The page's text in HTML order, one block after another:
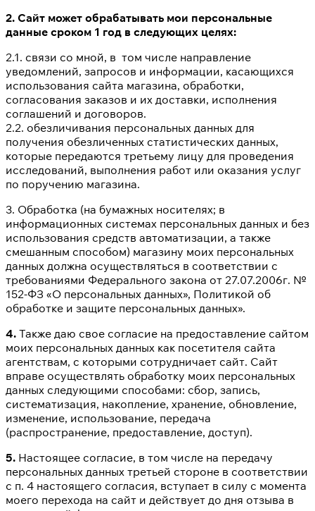
2. Сайт может обрабатывать мои персональные
данные сроком 1 год в следующих целях:
2.1. связи со мной, в том числе направление
уведомлений, запросов и информации, касающихся
использования сайта магазина, обработки,
согласования заказов и их доставки, исполнения
соглашений и договоров.
2.2. обезличивания персональных данных для
получения обезличенных статистических данных,
которые передаются третьему лицу для проведения
исследований, выполнения работ или оказания услуг
по поручению магазина.
3. Обработка (на бумажных носителях; в
информационных системах персональных данных и без
использования средств автоматизации, а также
смешанным способом) магазину моих персональных
данных должна осуществляться в соответствии с
требованиями Федерального закона от 27.07.2006г. №
152-ФЗ «О персональных данных», Политикой об
обработке и защите персональных данных».
4. Также даю свое согласие на предоставление сайтом
моих персональных данных как посетителя сайта
агентствам, с которыми сотрудничает сайт. Сайт
вправе осуществлять обработку моих персональных
данных следующими способами: сбор, запись,
систематизация, накопление, хранение, обновление,
изменение, использование, передача
(распространение, предоставление, доступ).
5. Настоящее согласие, в том числе на передачу
персональных данных третьей стороне в соответствии
с п. 4 настоящего согласия, вступает в силу с момента
моего перехода на сайт и действует до дня отзыва в